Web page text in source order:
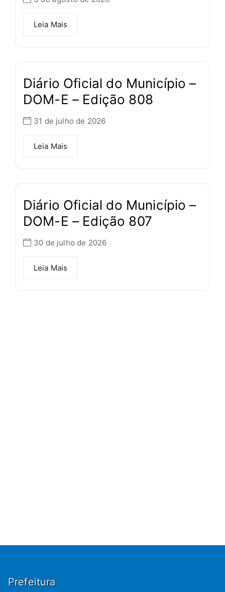
Leia Mais
Diário Oficial do Município –
DOM-E – Edição 808
31 de julho de 2026
Leia Mais
Diário Oficial do Município –
DOM-E – Edição 807
30 de julho de 2026
Leia Mais
Prefeitura